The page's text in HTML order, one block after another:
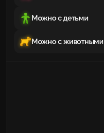
Можно с детьми
Можно с животными